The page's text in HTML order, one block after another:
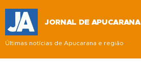
JORNAL DE APUCARANA
Últimas notícias de Apucarana e região